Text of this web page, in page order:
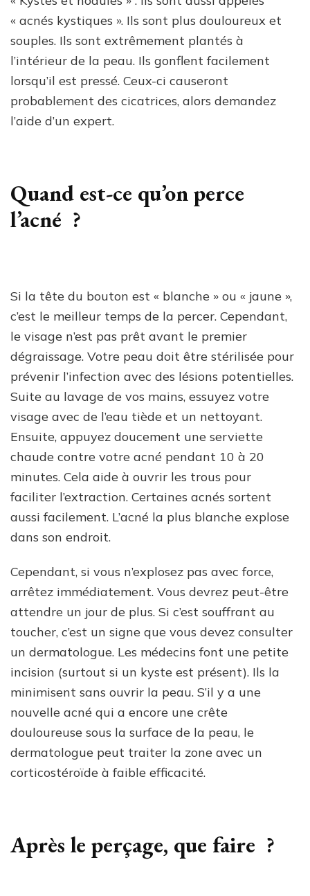
« acnés kystiques ». Ils sont plus douloureux et
souples. Ils sont extrêmement plantés à
l’intérieur de la peau. Ils gonflent facilement
lorsqu’il est pressé. Ceux-ci causeront
probablement des cicatrices, alors demandez
l’aide d’un expert.
Quand est-ce qu’on perce
l’acné ?
Si la tête du bouton est « blanche » ou « jaune »,
c’est le meilleur temps de la percer. Cependant,
le visage n’est pas prêt avant le premier
dégraissage. Votre peau doit être stérilisée pour
prévenir l’infection avec des lésions potentielles.
Suite au lavage de vos mains, essuyez votre
visage avec de l’eau tiède et un nettoyant.
Ensuite, appuyez doucement une serviette
chaude contre votre acné pendant 10 à 20
minutes. Cela aide à ouvrir les trous pour
faciliter l’extraction. Certaines acnés sortent
aussi facilement. L’acné la plus blanche explose
dans son endroit.
Cependant, si vous n’explosez pas avec force,
arrêtez immédiatement. Vous devrez peut-être
attendre un jour de plus. Si c’est souffrant au
toucher, c’est un signe que vous devez consulter
un dermatologue. Les médecins font une petite
incision (surtout si un kyste est présent). Ils la
minimisent sans ouvrir la peau. S’il y a une
nouvelle acné qui a encore une crête
douloureuse sous la surface de la peau, le
dermatologue peut traiter la zone avec un
corticostéroïde à faible efficacité.
Après le perçage, que faire ?